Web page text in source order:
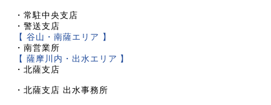
・常駐中央支店
・警送支店
【 谷山・南薩エリア 】
・南営業所
【 薩摩川内・出水エリア 】
・北薩支店
・北薩支店 出水事務所